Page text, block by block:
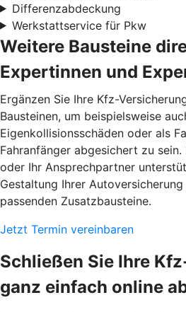
Differenzabdeckung
Werkstattservice für Pkw
Weitere Bausteine
Expertinnen und
Ergänzen Sie Ihre Kfz-
Bausteinen, um beispielsweise
Eigenkollisionsschäden oder als
Fahranfänger abgesichert zu
oder Ihr Ansprechpartner
Gestaltung Ihrer
passenden Zusatzbausteine.
Jetzt Termin vereinbaren
Schließen Sie Ihre
ganz einfach online